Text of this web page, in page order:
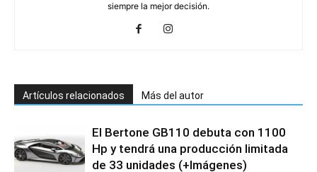
siempre la mejor decisión.
Artículos relacionados Más del autor
El Bertone GB110 debuta con 1100
Hp y tendrá una producción limitada
de 33 unidades (+Imágenes)